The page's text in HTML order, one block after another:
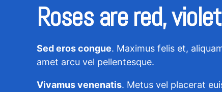
Roses are red,
Sed eros congue. Maximus felis et,
amet arcu vel pellentesque.
Vivamus venenatis. Metus vel placerat